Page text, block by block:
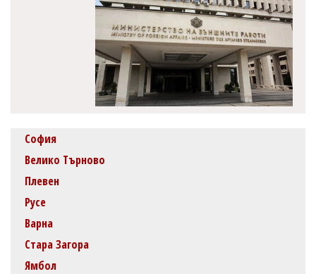
София
Велико Търново
Плевен
Русе
Варна
Стара Загора
Ямбол